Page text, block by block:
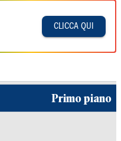
CLICCA QUI
Primo piano